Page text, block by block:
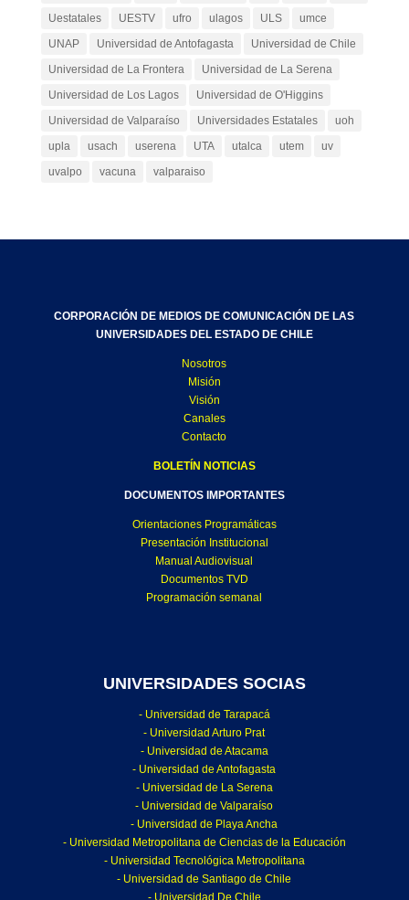
Uestatales
UESTV ufro ulagos ULS
umce
UNAP
Universidad de Antofagasta
Universidad de Chile
Universidad de La Frontera
Universidad de La Serena
Universidad de Los Lagos
Universidad de O'Higgins
Universidad de Valparaíso
Universidades Estatales
uoh
upla
usach userena UTA utalca utem
uv
uvalpo
vacuna valparaiso
CORPORACIÓN DE MEDIOS DE COMUNICACIÓN DE LAS
UNIVERSIDADES DEL ESTADO DE CHILE
Nosotros
Misión
Visión
Canales
Contacto
BOLETÍN NOTICIAS
DOCUMENTOS IMPORTANTES
Orientaciones Programáticas
Presentación Institucional
Manual Audiovisual
Documentos TVD
Programación semanal
UNIVERSIDADES SOCIAS
- Universidad de Tarapacá
- Universidad Arturo Prat
- Universidad de Atacama
- Universidad de Antofagasta
- Universidad de La Serena
- Universidad de Valparaíso
- Universidad de Playa Ancha
- Universidad Metropolitana de Ciencias de la Educación
- Universidad Tecnológica Metropolitana
- Universidad de Santiago de Chile